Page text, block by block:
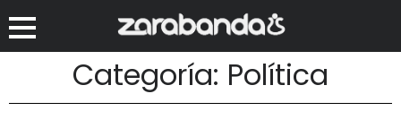
Categoría: Política